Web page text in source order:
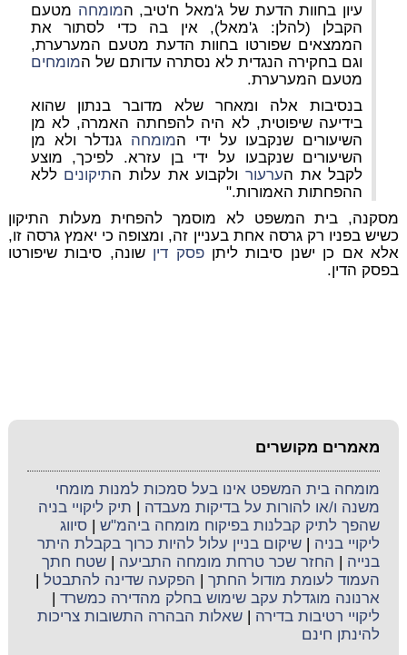
עיון בחוות הדעת של ג'מאל ח'טיב, המומחה מטעם
הקבלן (להלן: ג'מאל), אין בה כדי לסתור את
הממצאים שפורטו בחוות הדעת מטעם המערערת,
וגם בחקירה הנגדית לא נסתרה עדותם של המומחים
מטעם המערערת.
בנסיבות אלה ומאחר שלא מדובר בנתון שהוא
בידיעה שיפוטית, לא היה להפחתה האמרה, לא מן
השיעורים שנקבעו על ידי המומחה גנדלר ולא מן
השיעורים שנקבעו על ידי בן עזרא. לפיכך, מוצע
לקבל את הערעור ולקבוע את עלות התיקונים ללא
ההפחתות האמורות."
מסקנה, בית המשפט לא מוסמך להפחית מעלות התיקון
כשיש בפניו רק גרסה אחת בעניין זה, ומצופה כי יאמץ גרסה זו,
אלא אם כן ישנן סיבות ליתןפסק דין שונה, סיבות שיפורטו
בפסק הדין.
מאמרים מקושרים
מומחה בית המשפט אינו בעל סמכות למנות מומחי
משנה ו/או להורות על בדיקות מעבדה
תיק ליקויי בניה
שהפך לתיק קבלנות בפיקוח מומחה ביהמ"ש |סיווג
ליקויי בניה |שיקום בניין עלול להיות כרוך בקבלת היתר
בנייה
החזר שכר טרחת מומחה התביעה |שטח חתך
העמוד לעומת מודול החתך
הפקעה שדינה להתבטל
ארנונה מוגדלת עקב שימוש בחלק מהדירה כמשרד
ליקויי רטיבות בדירה |שאלות הבהרה התשובות צריכות
להינתן חינם